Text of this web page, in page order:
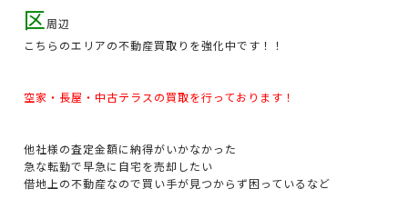
区周辺
こちらのエリアの不動産買取りを強化中です！！
空家・長屋・中古テラスの買取を行っております！
他社様の査定金額に納得がいかなかった
急な転勤で早急に自宅を売却したい
借地上の不動産なので買い手が見つからず困っているなど